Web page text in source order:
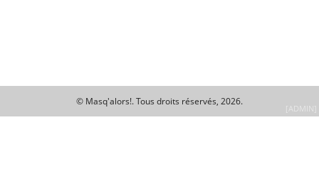
© Masq'alors!.Tous droits réservés, 2026.
[ADMIN]